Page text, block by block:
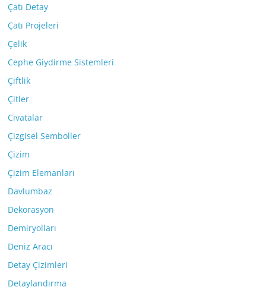
Çatı Detay
Çatı Projeleri
Çelik
Cephe Giydirme Sistemleri
Çiftlik
Çitler
Civatalar
Çizgisel Semboller
Çizim
Çizim Elemanları
Davlumbaz
Dekorasyon
Demiryolları
Deniz Aracı
Detay Çizimleri
Detaylandırma